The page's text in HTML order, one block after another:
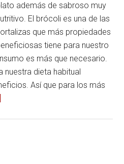
además de sabroso muy
El brócoli es una de las
que más propiedades
tiene para nuestro
es más que necesario.
nuestra dieta habitual
Así que para los más